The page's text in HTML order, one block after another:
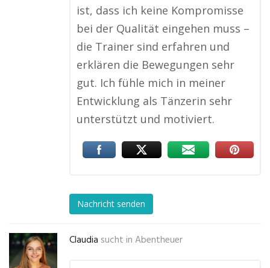
ist, dass ich keine Kompromisse
bei der Qualität eingehen muss –
die Trainer sind erfahren und
erklären die Bewegungen sehr
gut. Ich fühle mich in meiner
Entwicklung als Tänzerin sehr
unterstützt und motiviert.
Nachricht senden
Claudia sucht in Abentheuer